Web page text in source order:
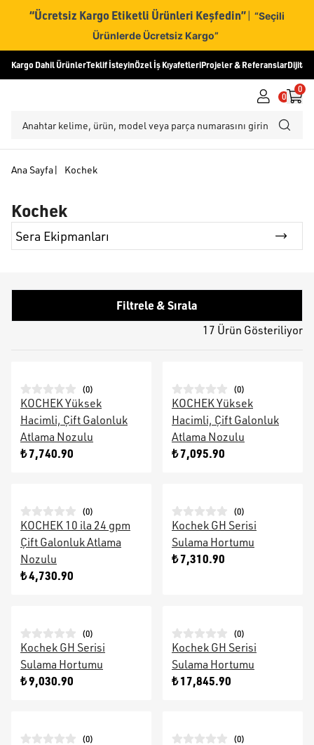
“Ücretsiz Kargo Etiketli Ürünleri Keşfedin” | “Seçili
Ürünlerde Ücretsiz Kargo”
Kargo Dahil ÜrünlerTeklif İsteyinÖzel İş KıyafetleriProjeler & ReferanslarDijital
0
0
Ana Sayfa| Kochek
Kochek
Sera Ekipmanları
Filtrele & Sırala
17 Ürün Gösteriliyor
(0)
KOCHEK Yüksek
Hacimli, Çift Galonluk
Atlama Nozulu
₺ 7,740.90
(0)
KOCHEK Yüksek
Hacimli, Çift Galonluk
Atlama Nozulu
₺ 7,095.90
(0)
KOCHEK 10 ila 24 gpm
Çift Galonluk Atlama
Nozulu
₺ 4,730.90
(0)
Kochek GH Serisi
Sulama Hortumu
₺ 7,310.90
(0)
Kochek GH Serisi
Sulama Hortumu
₺ 9,030.90
(0)
Kochek GH Serisi
Sulama Hortumu
₺ 17,845.90
(0) (0)